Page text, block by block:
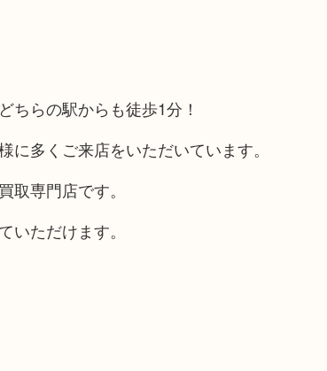
らの駅からも徒歩1分！
多くご来店をいただいています。
専門店です。
ただけます。